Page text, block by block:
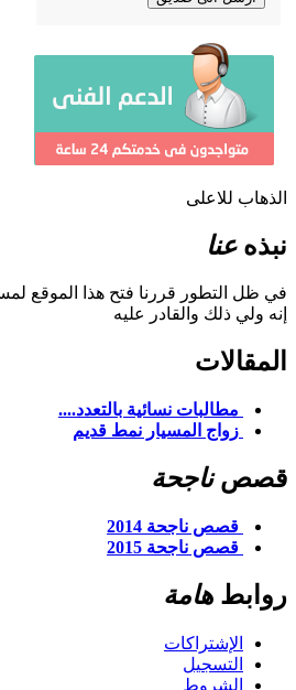
الذهاب للاعلى
نبذهعنا
في ظل التطور قررنا فتح هذا الموقع
إنه ولي ذلك والقادر عليه
المقالات
مطالبات نسائية بالتعدد....
زواج المسيار نمط قديم
قصصناجحة
قصص ناجحة 2014
قصص ناجحة 2015
روابط هامة
الإشتراكات
التسجيل
الشروط